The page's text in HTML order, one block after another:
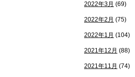
2022年3月 (69)
2022年2月 (75)
2022年1月 (104)
2021年12月 (88)
2021年11月 (74)